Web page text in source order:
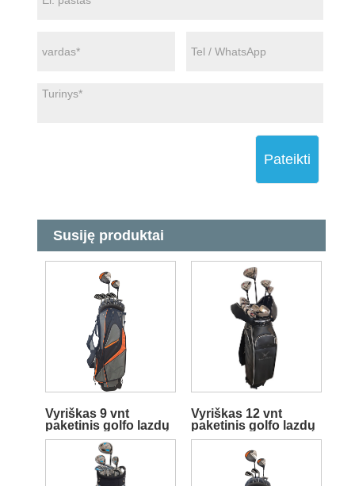
Pateikti
Susiję produktai
Vyriškas 9 vnt
paketinis golfo lazdų
rinkinys
Vyriškas 12 vnt
paketinis golfo lazdų
rinkinys